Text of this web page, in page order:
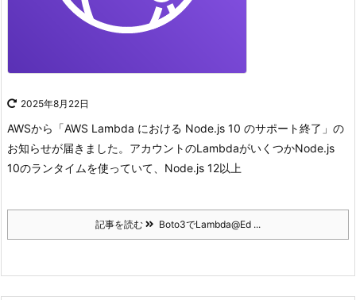
2025年8月22日
AWSから「AWS Lambda における Node.js 10 のサポート終了」の
お知らせが届きました。 アカウントのLambdaがいくつかNode.js
10のランタイムを使っていて、Node.js 12以上
記事を読む Boto3でLambda@Ed ...